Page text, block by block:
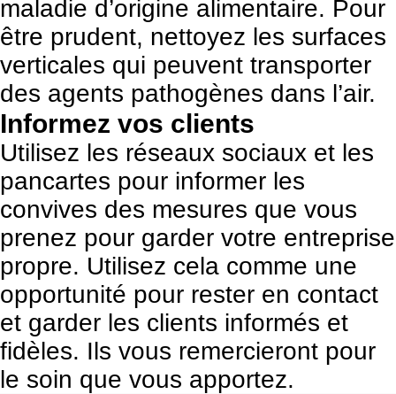
maladie d’origine alimentaire. Pour
être prudent, nettoyez les surfaces
verticales qui peuvent transporter
des agents pathogènes dans l’air.
Informez vos clients
Utilisez les réseaux sociaux et les
pancartes pour informer les
convives des mesures que vous
prenez pour garder votre entreprise
propre. Utilisez cela comme une
opportunité pour rester en contact
et garder les clients informés et
fidèles. Ils vous remercieront pour
le soin que vous apportez.